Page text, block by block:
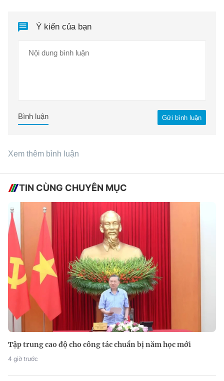
Ý kiến của bạn
Gửi bình luận
Bình luận
Xem thêm bình luận
TIN CÙNG CHUYÊN MỤC
Tập trung cao độ cho công tác chuẩn bị năm học mới
4 giờ trước